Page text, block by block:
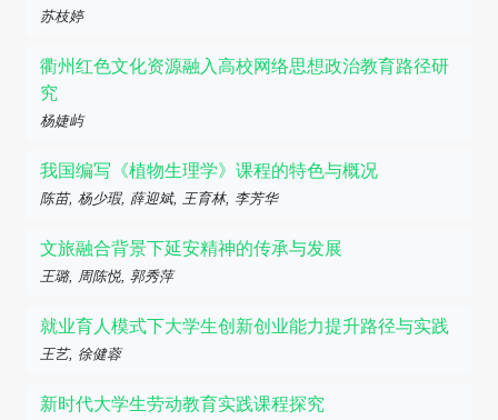
苏枝婷
衢州红色文化资源融入高校网络思想政治教育路径研
究
杨婕屿
我国编写《植物生理学》课程的特色与概况
陈苗, 杨少瑕, 薛迎斌, 王育林, 李芳华
文旅融合背景下延安精神的传承与发展
王璐, 周陈悦, 郭秀萍
就业育人模式下大学生创新创业能力提升路径与实践
王艺, 徐健蓉
新时代大学生劳动教育实践课程探究